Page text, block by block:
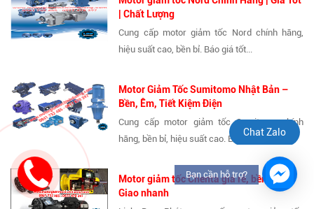
| Chất Lượng
Cung cấp motor giảm tốc Nord chính hãng,
hiệu suất cao, bền bỉ. Báo giá tốt...
Motor Giảm Tốc Sumitomo Nhật Bản –
Bền, Êm, Tiết Kiệm Điện
Cung cấp motor giảm tốc Sumitomo chính
hãng, bền bỉ, hiệu suất cao. Báo giá...
Motor giảm tốc Chenta giá rẻ, bền bỉ –
Giao nhanh
Chat Zalo
Bạn cần hỗ trợ?